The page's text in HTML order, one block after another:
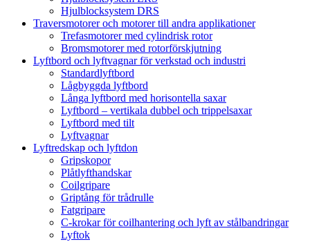
Hjulblocksystem DRS
Traversmotorer och motorer till andra applikationer
Trefasmotorer med cylindrisk rotor
Bromsmotorer med rotorförskjutning
Lyftbord och lyftvagnar för verkstad och industri
Standardlyftbord
Lågbyggda lyftbord
Långa lyftbord med horisontella saxar
Lyftbord – vertikala dubbel och trippelsaxar
Lyftbord med tilt
Lyftvagnar
Lyftredskap och lyftdon
Gripskopor
Plåtlyfthandskar
Coilgripare
Griptång för trådrulle
Fatgripare
C-krokar för coilhantering och lyft av stålbandringar
Lyftok